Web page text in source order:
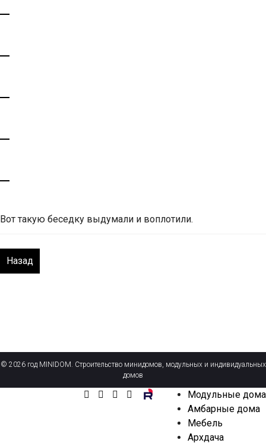
Вот такую беседку выдумали и воплотили.
Назад
© 2026 год MINIDOM. Строительство минидомов, модульных и индивидуальных
домов
Модульные дома
Амбарные дома
Мебель
Архдача